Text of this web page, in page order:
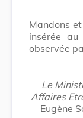
Mandons
insérée
observée
Le
Affaires
Eugène